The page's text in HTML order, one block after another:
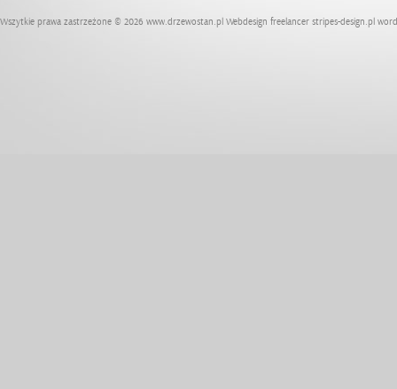
Wszytkie prawa zastrzeżone © 2026 www.drzewostan.pl Webdesign freelancer stripes-design.pl